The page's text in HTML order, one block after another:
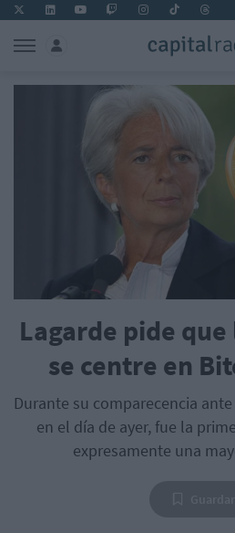
Lagarde pide
se centre en
Durante su comparecencia
en el día de ayer, fue la
expresamente una